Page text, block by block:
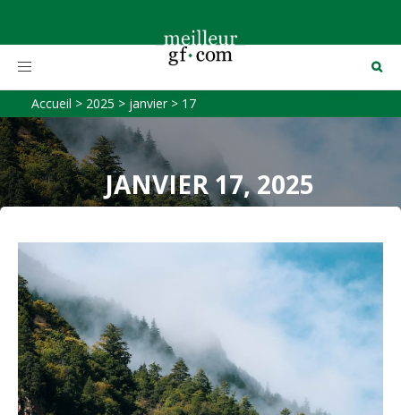
Toggle
Accueil > 2025 > janvier> 17
JANVIER 17, 2025